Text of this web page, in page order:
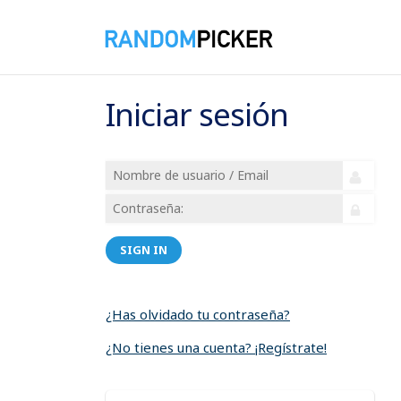
Iniciar sesión
SIGN IN
¿Has olvidado tu contraseña?
¿No tienes una cuenta? ¡Regístrate!